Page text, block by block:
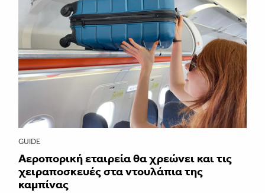
GUIDE
Αεροπορική εταιρεία θα χρεώνει και τις
χειραποσκευές στα ντουλάπια της
καμπίνας